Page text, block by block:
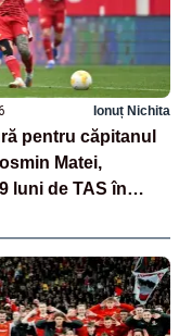
Ionuț Nichita
pentru căpitanul
Matei,
luni de TAS în